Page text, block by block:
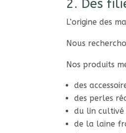
2. Des
L’origine des
Nous
Nos produits
des
des perles
du lin cultivé
de la laine